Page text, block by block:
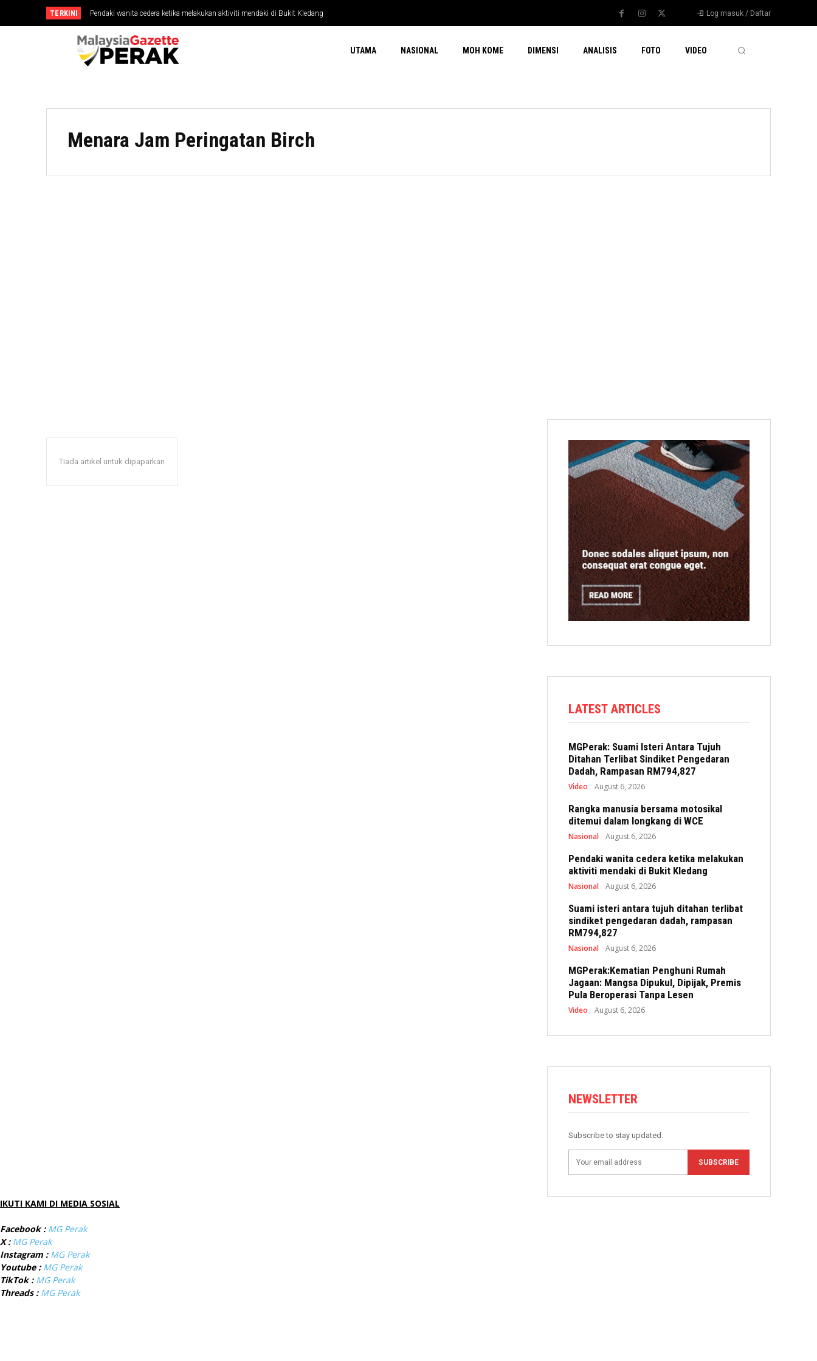
TERKINI Pendaki wanita cedera ketika melakukan aktiviti mendaki di Bukit Kledang Log masuk / Daftar
UTAMA NASIONAL MOH KOME DIMENSI ANALISIS FOTO VIDEO
Menara Jam Peringatan Birch
Tiada artikel untuk dipaparkan
LATEST ARTICLES
MGPerak: Suami Isteri Antara Tujuh
Ditahan Terlibat Sindiket Pengedaran
Dadah, Rampasan RM794,827
Video August 6, 2026
Rangka manusia bersama motosikal
ditemui dalam longkang di WCE
Nasional August 6, 2026
Pendaki wanita cedera ketika melakukan
aktiviti mendaki di Bukit Kledang
Nasional August 6, 2026
Suami isteri antara tujuh ditahan terlibat
sindiket pengedaran dadah, rampasan
RM794,827
Nasional August 6, 2026
MGPerak:Kematian Penghuni Rumah
Jagaan: Mangsa Dipukul, Dipijak, Premis
Pula Beroperasi Tanpa Lesen
Video August 6, 2026
NEWSLETTER
Subscribe to stay updated.
SUBSCRIBE
IKUTI KAMI DI MEDIA SOSIAL
Facebook : MG Perak
X : MG Perak
Instagram : MG Perak
Youtube : MG Perak
TikTok : MG Perak
Threads : MG Perak